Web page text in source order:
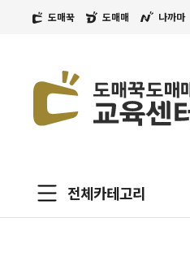
도매꾹 도매매 나까마
전체카테고리